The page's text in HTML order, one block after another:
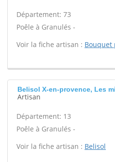
Département: 73
Poêle à Granulés -
Voir la fiche artisan : Bouquet
Belisol X-en-provence, Les
Artisan
Département: 13
Poêle à Granulés -
Voir la fiche artisan : Belisol